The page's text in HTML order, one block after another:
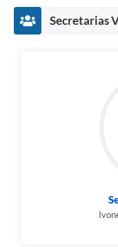
Secretarias